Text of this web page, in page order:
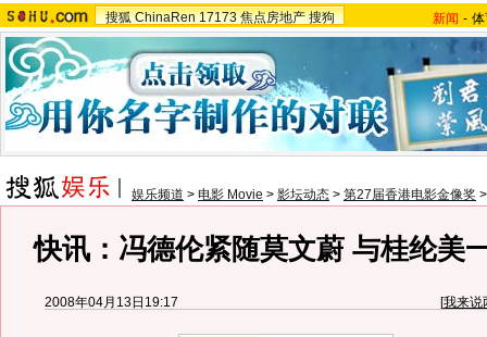
搜狐 ChinaRen 17173 焦点房地产 搜狗 新闻 -
娱乐频道 > 电影 Movie > 影坛动态 > 第27届香港电影金像奖
快讯：冯德伦紧随莫文蔚 与桂纶美
2008年04月13日19:17 [我来说